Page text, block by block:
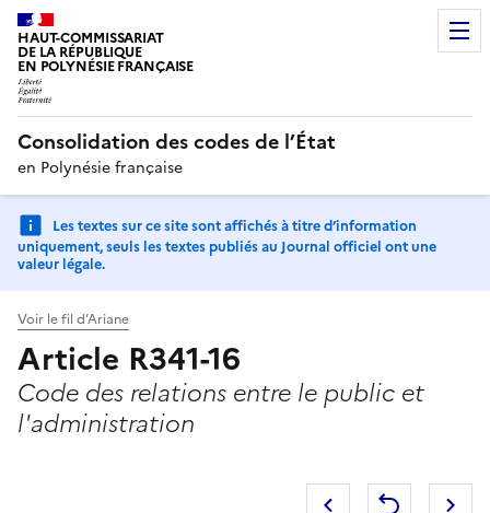
HAUT-COMMISSARIAT
DE LA RÉPUBLIQUE
EN POLYNÉSIE FRANÇAISE
Consolidation des codes de l’État
en Polynésie française
Les textes sur ce site sont affichés à titre d’information
uniquement, seuls les textes publiés au Journal officiel ont une
valeur légale.
Voir le fil d’Ariane
Article R341-16
Code des relations entre le public et
l'administration